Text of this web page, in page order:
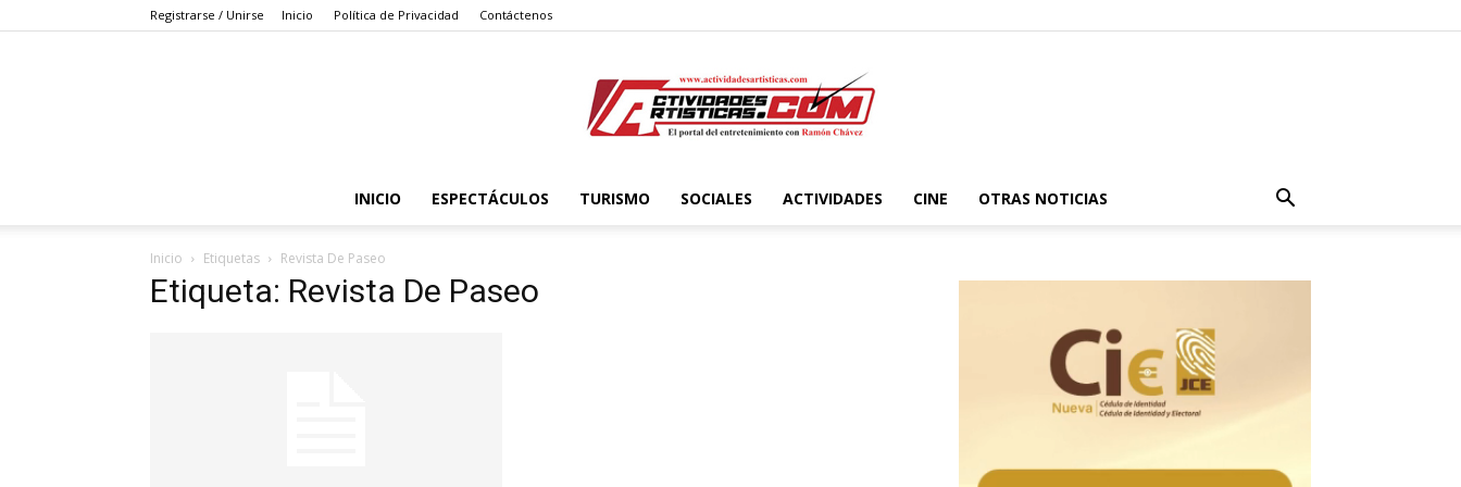
Registrarse / Unirse Inicio Política de Privacidad Contáctenos
Actividadesartisticas.com
INICIO ESPECTÁCULOS TURISMO SOCIALES ACTIVIDADES CINE OTRAS NOTICIAS
Inicio Etiquetas Revista De Paseo
Etiqueta: Revista De Paseo